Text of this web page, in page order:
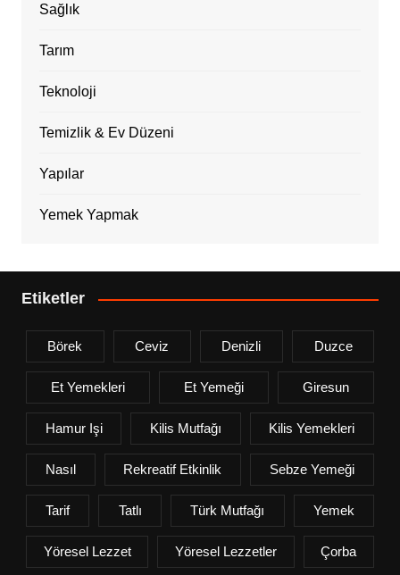
Sağlık
Tarım
Teknoloji
Temizlik & Ev Düzeni
Yapılar
Yemek Yapmak
Etiketler
Börek Ceviz Denizli Duzce
Et Yemekleri Et Yemeği Giresun
Hamur Işi Kilis Mutfağı Kilis Yemekleri
Nasıl Rekreatif Etkinlik Sebze Yemeği
Tarif Tatlı Türk Mutfağı Yemek
Yöresel Lezzet Yöresel Lezzetler Çorba